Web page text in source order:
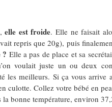
elle est froide. Elle ne faisait
repris que 20g), puis
? Elle a pas de place et sa
voulait juste un ou deux
les meilleurs. Si ça vous
Collez votre bébé en
bonne température, environ